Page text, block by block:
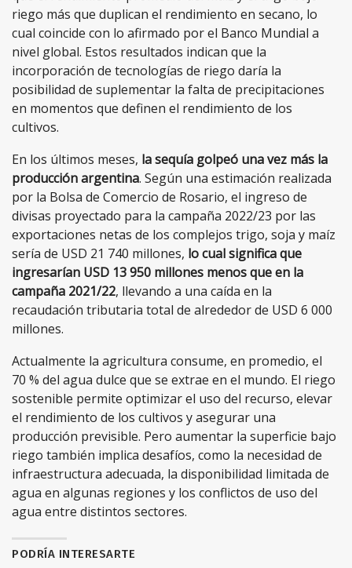
riego más que duplican el rendimiento en secano, lo
cual coincide con lo afirmado por el Banco Mundial a
nivel global. Estos resultados indican que la
incorporación de tecnologías de riego daría la
posibilidad de suplementar la falta de precipitaciones
en momentos que definen el rendimiento de los
cultivos.
En los últimos meses, la sequía golpeó una vez más la
producción argentina. Según una estimación realizada
por la Bolsa de Comercio de Rosario, el ingreso de
divisas proyectado para la campaña 2022/23 por las
exportaciones netas de los complejos trigo, soja y maíz
sería de USD 21 740 millones, lo cual significa que
ingresarían USD 13 950 millones menos que en la
campaña 2021/22, llevando a una caída en la
recaudación tributaria total de alrededor de USD 6 000
millones.
Actualmente la agricultura consume, en promedio, el
70 % del agua dulce que se extrae en el mundo. El riego
sostenible permite optimizar el uso del recurso, elevar
el rendimiento de los cultivos y asegurar una
producción previsible. Pero aumentar la superficie bajo
riego también implica desafíos, como la necesidad de
infraestructura adecuada, la disponibilidad limitada de
agua en algunas regiones y los conflictos de uso del
agua entre distintos sectores.
PODRÍA INTERESARTE